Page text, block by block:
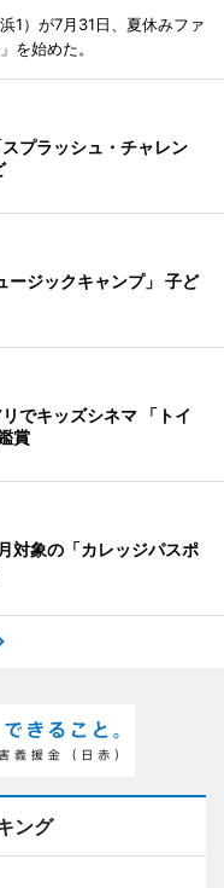
1）が7月31日、夏休みファ
を始めた。
プラッシュ・チャレン
ジックキャンプ」 子ど
でキッズシネマ 「トイ
賞
対象の「カレッジパスポ
ング